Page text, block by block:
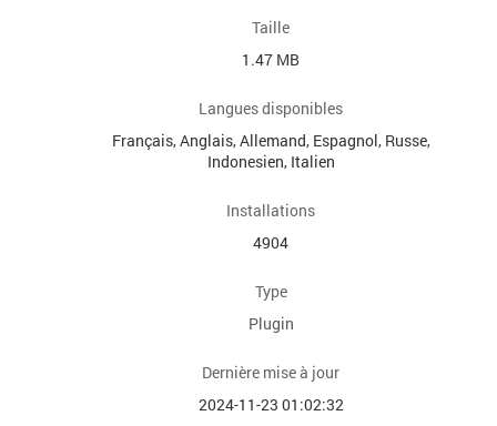
Taille
1.47 MB
Langues disponibles
Français, Anglais, Allemand, Espagnol, Russe,
Indonesien, Italien
Installations
4904
Type
Plugin
Dernière mise à jour
2024-11-23 01:02:32